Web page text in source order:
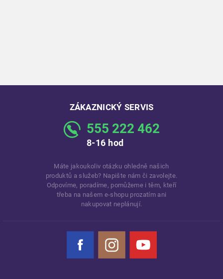
ZÁKAZNICKÝ SERVIS
555 222 462
8-16 hod
Máte jakoukoliv otázku ohledně našich
produktů a služeb? Napište nám či zavolejte.
Odpovíme, poradíme, pomůžeme i těm, kteří
třeba na našem e-shopu prozatím ani
nakupovat neplánují.
Facebook Instagram YouTube